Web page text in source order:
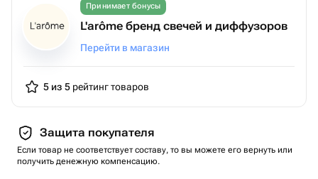
Принимает бонусы
L'arôme бренд свечей и диффузоров
Перейти в магазин
5 из 5 рейтинг товаров
Защита покупателя
Если товар не соответствует составу, то вы можете его вернуть или
получить денежную компенсацию.